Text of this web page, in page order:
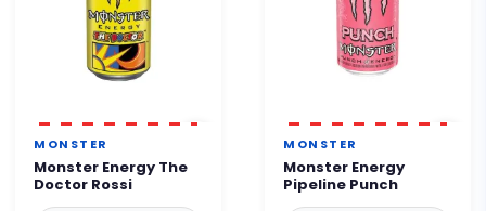
MONSTER
Monster Energy The
Doctor Rossi
MONSTER
Monster Energy
Pipeline Punch